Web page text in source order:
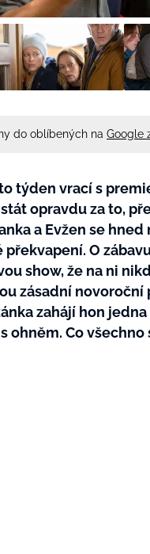
do oblíbených na Google
týden vrací s
opravdu za to,
a Evžen se
O
show, že na ni
zásadní
zahájí hon
ohněm. Co